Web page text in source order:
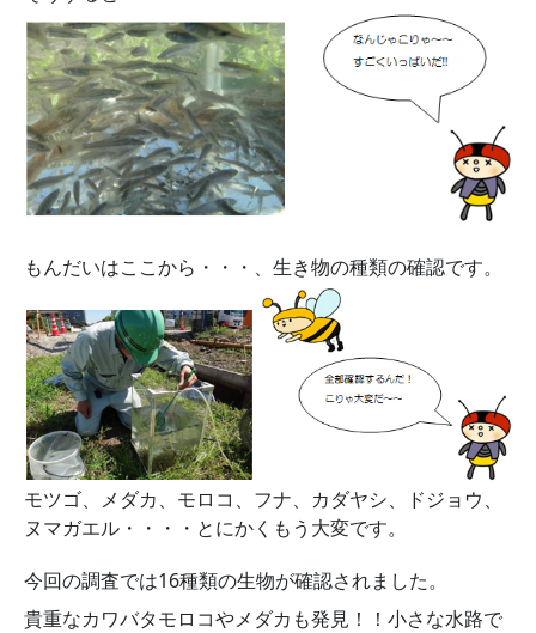
もんだいはここから・・・、生き物の種類の確認です。
モツゴ、メダカ、モロコ、フナ、カダヤシ、ドジョウ、
ヌマガエル・・・・とにかくもう大変です。
今回の調査では16種類の生物が確認されました。
貴重なカワバタモロコやメダカも発見！！小さな水路で